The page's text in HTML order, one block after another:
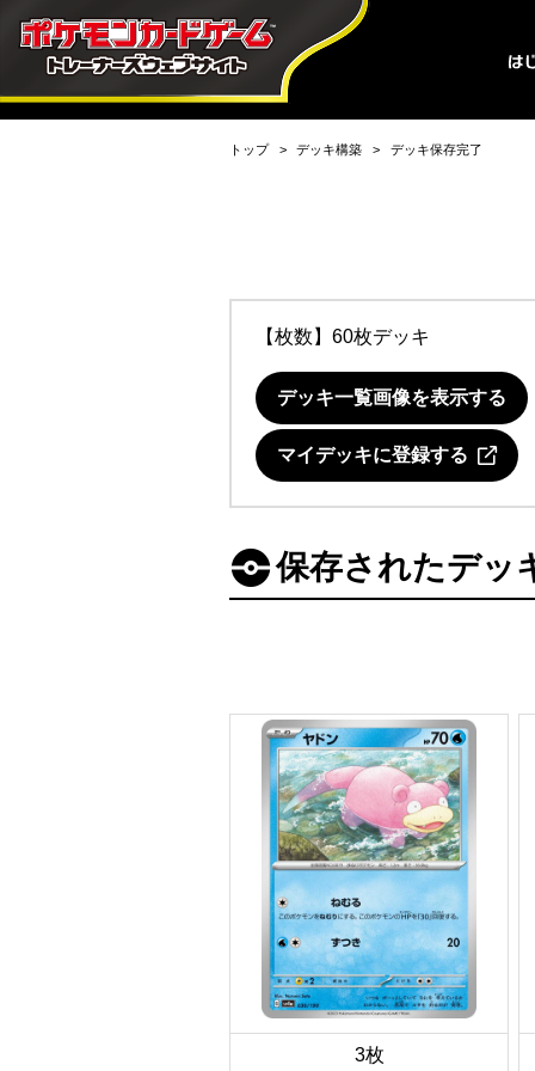
トップ デッキ構築 デッキ保存完了
【枚数】60枚デッキ
デッキ一覧画像を表示する
マイデッキに登録する
保存されたデッ
3枚